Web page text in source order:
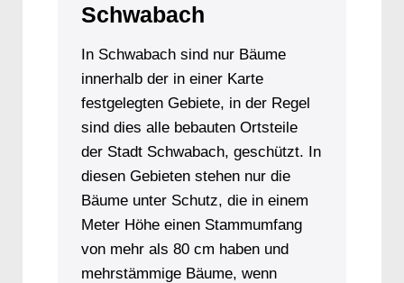
Schwabach
In Schwabach sind nur Bäume
innerhalb der in einer Karte
festgelegten Gebiete, in der Regel
sind dies alle bebauten Ortsteile
der Stadt Schwabach, geschützt. In
diesen Gebieten stehen nur die
Bäume unter Schutz, die in einem
Meter Höhe einen Stammumfang
von mehr als 80 cm haben und
mehrstämmige Bäume, wenn